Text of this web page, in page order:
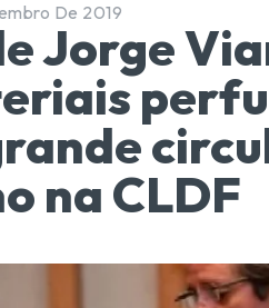
De 2019
Jorge
na CLDF